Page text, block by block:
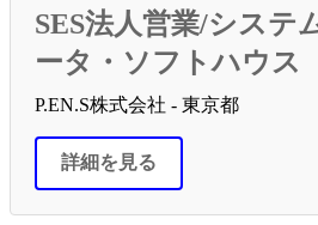
SES法人営業/システ
ータ・ソフトハウス
P.EN.S株式会社 - 東京都
詳細を見る